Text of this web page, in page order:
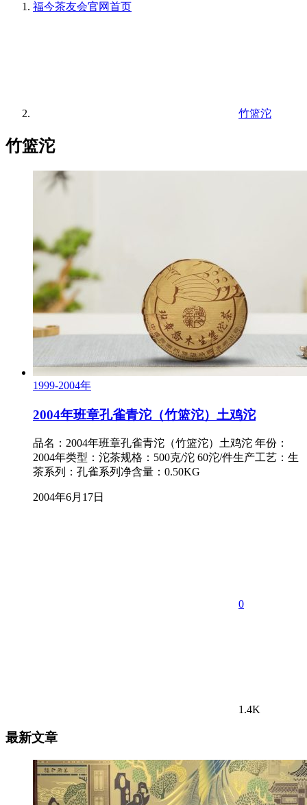
福今茶友会官网首页
竹篮沱
竹篮沱
1999-2004年
2004年班章孔雀青沱（竹篮沱）土鸡沱
品名：2004年班章孔雀青沱（竹篮沱）土鸡沱 年份：
2004年类型：沱茶规格：500克/沱 60沱/件生产工艺：生
茶系列：孔雀系列净含量：0.50KG
2004年6月17日
0
1.4K
最新文章